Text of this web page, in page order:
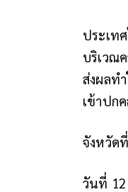
ประเท
บริเวณ
ส่งผลท
เข้าปก
จังหวัด
วันที่